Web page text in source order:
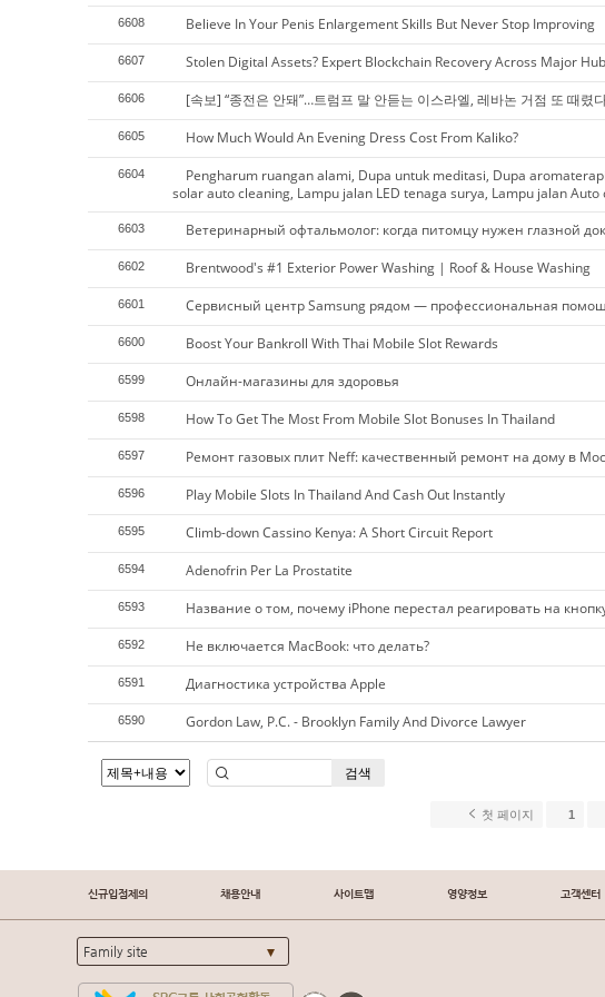
6608 Believe In Your Penis Enlargement Skills But Never Stop Improving
6607 Stolen Digital Assets? Expert Blockchain Recovery Across Major
6606 [속보] “종전은 안돼”…트럼프 말 안듣는 이스라엘, 레바논 거점 또 때렸
6605 How Much Would An Evening Dress Cost From Kaliko?
6604
Pengharum ruangan alami, Dupa untuk meditasi, Dupa
solar auto cleaning, Lampu jalan LED tenaga surya, Lampu jalan
6603 Ветеринарный офтальмолог: когда питомцу нужен глазной
6602 Brentwood's #1 Exterior Power Washing | Roof & House Washing
6601 Сервисный центр Samsung рядом — профессиональная
6600 Boost Your Bankroll With Thai Mobile Slot Rewards
6599 Онлайн-магазины для здоровья
6598 How To Get The Most From Mobile Slot Bonuses In Thailand
6597 Ремонт газовых плит Neff: качественный ремонт на дому в
6596 Play Mobile Slots In Thailand And Cash Out Instantly
6595 Climb-down Cassino Kenya: A Short Circuit Report
6594 Adenofrin Per La Prostatite
6593 Название о том, почему iPhone перестал реагировать на
6592 Не включается MacBook: что делать?
6591 Диагностика устройства Apple
6590 Gordon Law, P.C. - Brooklyn Family And Divorce Lawyer
검색
첫 페이지 1
신규입점제의 채용안내 사이트맵 영양정보 고객센터
Family site